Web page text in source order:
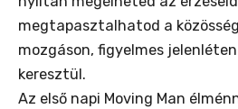
megtapasztalhatod a
mozgáson, figyelmes
keresztül.
Az első napi Moving Man